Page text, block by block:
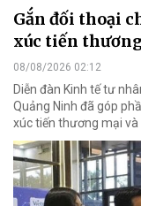
Gắn đối thoại
xúc tiến
08/08/2026 02:12
Diễn đàn Kinh tế tư
Quảng Ninh đã góp
xúc tiến thương mại và